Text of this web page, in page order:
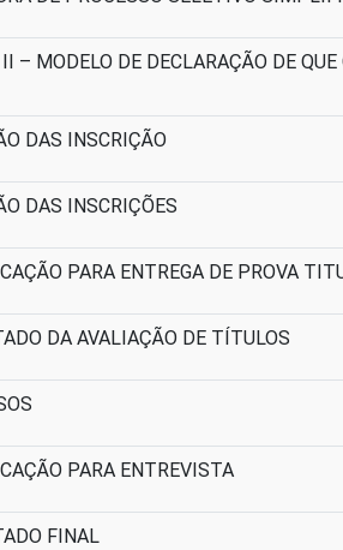
MODELO DE DECLARAÇÃO DE QUE
DAS INSCRIÇÃO
DAS INSCRIÇÕES
PARA ENTREGA DE PROVA
DA AVALIAÇÃO DE TÍTULOS
PARA ENTREVISTA
FINAL